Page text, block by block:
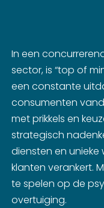
In een
sector, is “top of
een constante
consumenten
met prikkels en
strategisch
diensten en
klanten verankert.
te spelen op de
overtuiging.